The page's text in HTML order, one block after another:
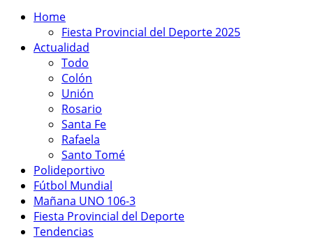
Home
Fiesta Provincial del Deporte 2025
Actualidad
Todo
Colón
Unión
Rosario
Santa Fe
Rafaela
Santo Tomé
Polideportivo
Fútbol Mundial
Mañana UNO 106-3
Fiesta Provincial del Deporte
Tendencias